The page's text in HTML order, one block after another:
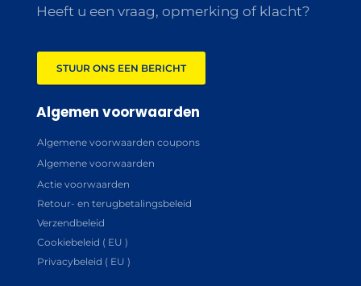
Heeft u een vraag, opmerking of klacht?
STUUR ONS EEN BERICHT
Algemen voorwaarden
Algemene voorwaarden coupons
Algemene voorwaarden
Actie voorwaarden
Retour- en terugbetalingsbeleid
Verzendbeleid
Cookiebeleid ( EU )
Privacybeleid ( EU )